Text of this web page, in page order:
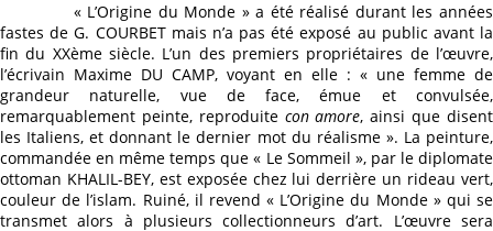
« L’Origine du Monde » a été réalisé durant les années
fastes de G. COURBET mais n’a pas été exposé au public avant la
fin du XXème siècle. L’un des premiers propriétaires de l’œuvre,
l’écrivain Maxime DU CAMP, voyant en elle : « une femme de
grandeur naturelle, vue de face, émue et convulsée,
remarquablement peinte, reproduite con amore, ainsi que disent
les Italiens, et donnant le dernier mot du réalisme ». La peinture,
commandée en même temps que « Le Sommeil », par le diplomate
ottoman KHALIL-BEY, est exposée chez lui derrière un rideau vert,
couleur de l’islam. Ruiné, il revend « L’Origine du Monde » qui se
transmet alors à plusieurs collectionneurs d’art. L’œuvre sera